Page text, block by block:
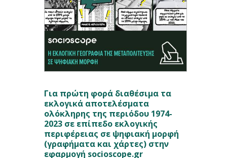
Για πρώτη φορά διαθέσιμα τα
εκλογικά αποτελέσματα
ολόκληρης της περιόδου 1974-
2023 σε επίπεδο εκλογικής
περιφέρειας σε ψηφιακή μορφή
(γραφήματα και χάρτες) στην
εφαρμογή socioscope.gr